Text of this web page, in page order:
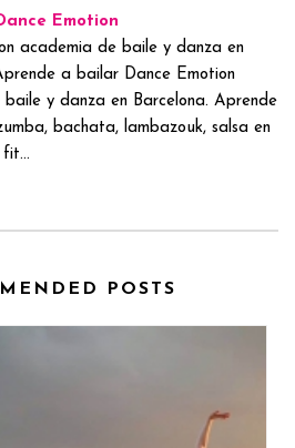
Emotion
academia de baile y danza en
a bailar Dance Emotion
y danza en Barcelona. Aprende
bachata, lambazouk, salsa en
POSTS